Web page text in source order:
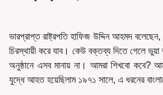
ভারপ্রাপ্ত রাষ্ট্রপতি হাফিজ উদ্দিন আহমদ
চিরস্থায়ী করে যাব। কেউ বক্তব্য দিতে গেলে ভুয়া
অনুষ্ঠানে এসব মানায় না। আমরা শিখবো কবে?
যুদ্ধে আহত হয়েছিলাম ১৯৭১ সালে, এ ধরনের